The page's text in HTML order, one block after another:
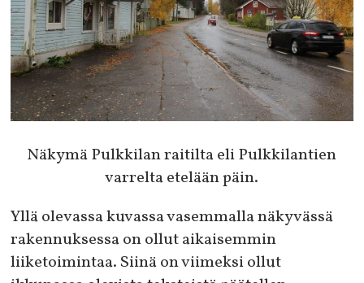
Näkymä Pulkkilan raitilta eli Pulkkilantien
varrelta etelään päin.
Yllä olevassa kuvassa vasemmalla näkyvässä
rakennuksessa on ollut aikaisemmin
liiketoimintaa. Siinä on viimeksi ollut